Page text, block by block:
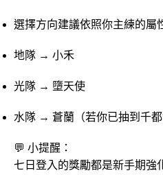
選擇方向建議依照你主練的屬
地隊 → 小禾
光隊 → 墮天使
水隊 → 蒼蘭（若你已抽到千都
💬 小提醒：
七日登入的獎勵都是新手期強